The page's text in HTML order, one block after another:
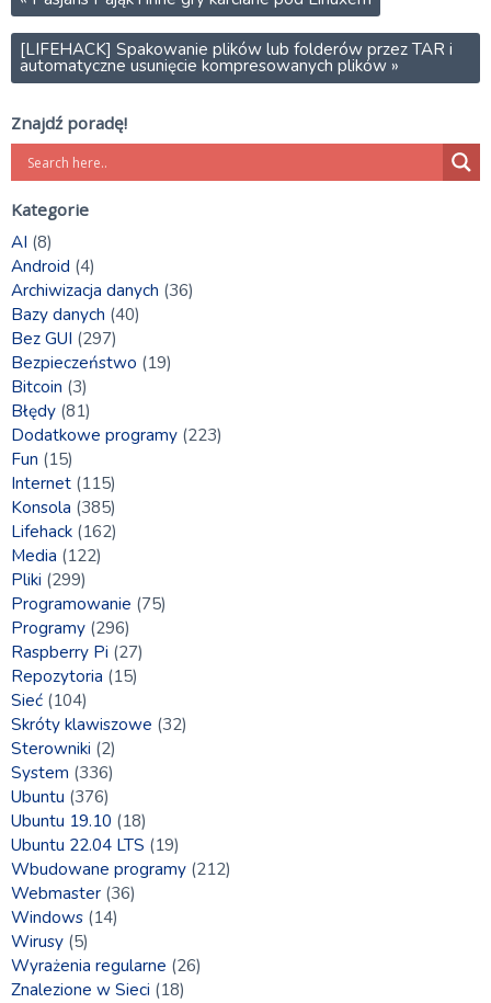
[LIFEHACK] Spakowanie plików lub folderów przez TAR i
automatyczne usunięcie kompresowanych plików »
Znajdź poradę!
Kategorie
AI (8)
Android (4)
Archiwizacja danych (36)
Bazy danych (40)
Bez GUI (297)
Bezpieczeństwo (19)
Bitcoin (3)
Błędy (81)
Dodatkowe programy (223)
Fun (15)
Internet (115)
Konsola (385)
Lifehack (162)
Media (122)
Pliki (299)
Programowanie (75)
Programy (296)
Raspberry Pi (27)
Repozytoria (15)
Sieć (104)
Skróty klawiszowe (32)
Sterowniki (2)
System (336)
Ubuntu (376)
Ubuntu 19.10 (18)
Ubuntu 22.04 LTS (19)
Wbudowane programy (212)
Webmaster (36)
Windows (14)
Wirusy (5)
Wyrażenia regularne (26)
Znalezione w Sieci (18)